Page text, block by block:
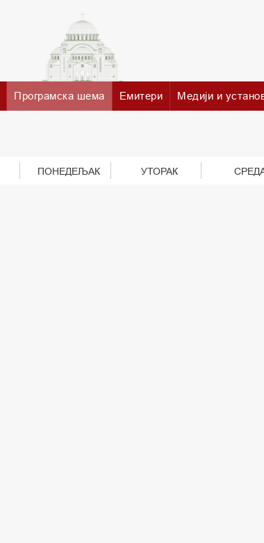
Програмска шема Емитери Медији и
ПОНЕДЕЉАК УТОРАК